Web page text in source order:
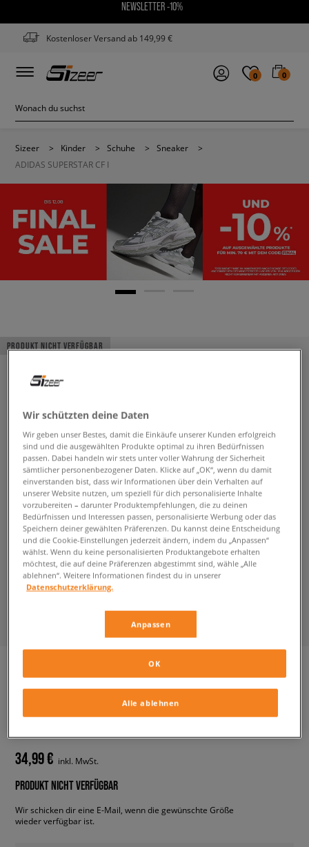
NEWSLETTER -10%
Kostenloser Versand ab 149,99 €
0 0
Sizeer > Kinder > Schuhe > Sneaker
>
ADIDAS SUPERSTAR CF I
PRODUKT NICHT VERFÜGBAR
ADIDAS SUPERSTAR CF I
kinder, sneaker
34,99 € inkl. MwSt.
PRODUKT NICHT VERFÜGBAR
Wir schicken dir eine E-Mail, wenn die gewünschte Größe
wieder verfügbar ist.
Wir schützten deine Daten
Wir geben unser Bestes, damit die Einkäufe unserer Kunden erfolgreich
sind und die ausgewählten Produkte optimal zu ihren Bedürfnissen
passen. Dabei handeln wir stets unter voller Wahrung der Sicherheit
sämtlicher personenbezogener Daten. Klicke auf „OK“, wenn du damit
einverstanden bist, dass wir Informationen über dein Verhalten auf
unserer Website nutzen, um speziell für dich personalisierte Inhalte
vorzubereiten – darunter Produktempfehlungen, die zu deinen
Bedürfnissen und Interessen passen, personalisierte Werbung oder das
Speichern deiner gewählten Präferenzen. Du kannst deine Entscheidung
und die Cookie-Einstellungen jederzeit ändern, indem du „Anpassen“
wählst. Wenn du keine personalisierten Produktangebote erhalten
möchtest, die auf deine Präferenzen abgestimmt sind, wähle „Alle
ablehnen“. Weitere Informationen findest du in unserer
Datenschutzerklärung.
Anpassen
Alle ablehnen
OK